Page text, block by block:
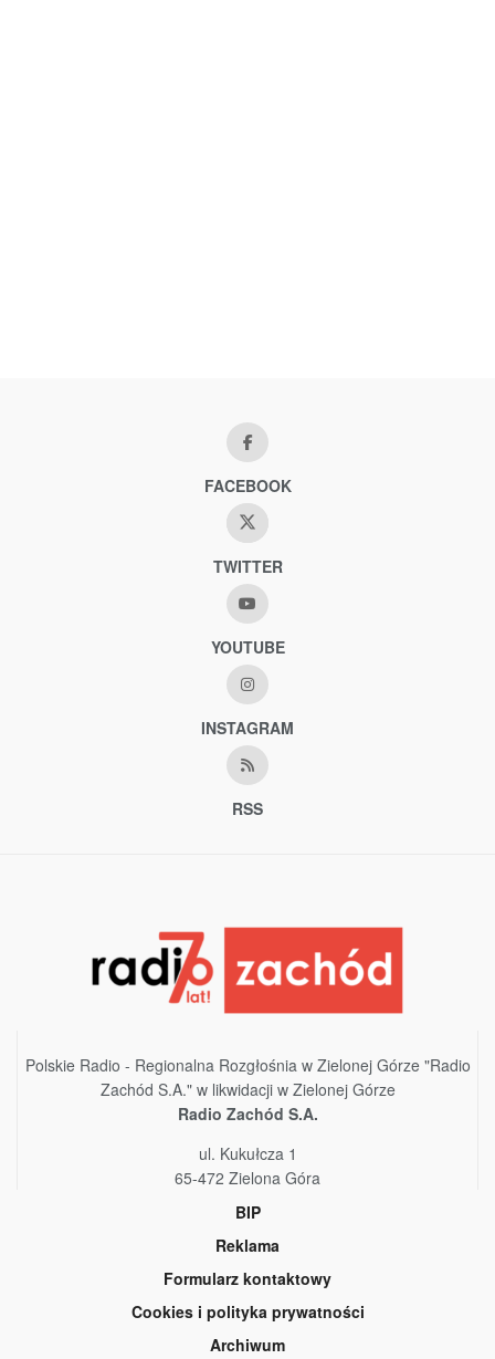
FACEBOOK
TWITTER
YOUTUBE
INSTAGRAM
RSS
Polskie Radio - Regionalna Rozgłośnia w Zielonej Górze "Radio
Zachód S.A." w likwidacji w Zielonej Górze
Radio Zachód S.A.
ul. Kukułcza 1
65-472 Zielona Góra
BIP
Reklama
Formularz kontaktowy
Cookies i polityka prywatności
Archiwum